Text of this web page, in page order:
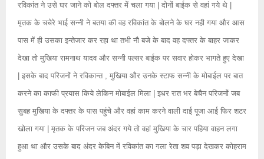
रविकांत ने उसे घर जाने को बोल दफ्तर में चला गया | दोनों बाईक से वहां गये थे |
मृतक के चचेरे भाई सन्नी ने बतया की वह रविकांत के बोलने के घर नही गया और आस
पास में ही उसका इन्तेजार कर रहा था तभी नौ बजे के बाद वह दफ्तर के बाहर जाकर
देखा तो मुखिया रामनाथ यादव और सन्नी पल्सर बाईक पर सवार होकर भागते हुए देखा
| इसके बाद परिजनों ने रविकान्त , मुखिया और उनके स्टाफ सन्नी के मोबाईल पर बात
करने का काफी प्रयास किये लेकिन मोबाईल मिला | इधर रात भर बेचैन परिजनों जब
सुबह मुखिया के दफ्तर के पास पहुंचे और वहां काम करने वाली दाई पूजा आई फिर शटर
खोला गया | मृतक के परिजन जब अंदर गये तो वहां मुखिया के चार पहिया वाहन लगा
हुआ था और उसके बाद अंदर केबिन में रविकांत का गला रेता शव पड़ा देखकर कोहराम